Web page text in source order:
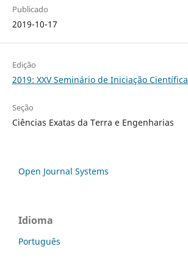
Publicado
2019-10-17
Edição
2019: XXV Seminário de Iniciação Científica
Seção
Ciências Exatas da Terra e Engenharias
Open Journal Systems
Idioma
Português